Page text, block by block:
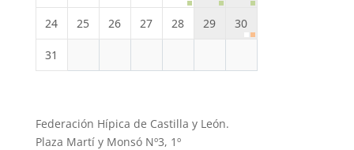
24 25 26 27 28 29 30
31
Federación Hípica de Castilla y León.
Plaza Martí y Monsó Nº3, 1º